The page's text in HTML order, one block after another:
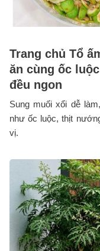
Trang chủ Tổ
ăn cùng ốc
đều ngon
Sung muối xổi dễ
như ốc luộc, thịt
vị.